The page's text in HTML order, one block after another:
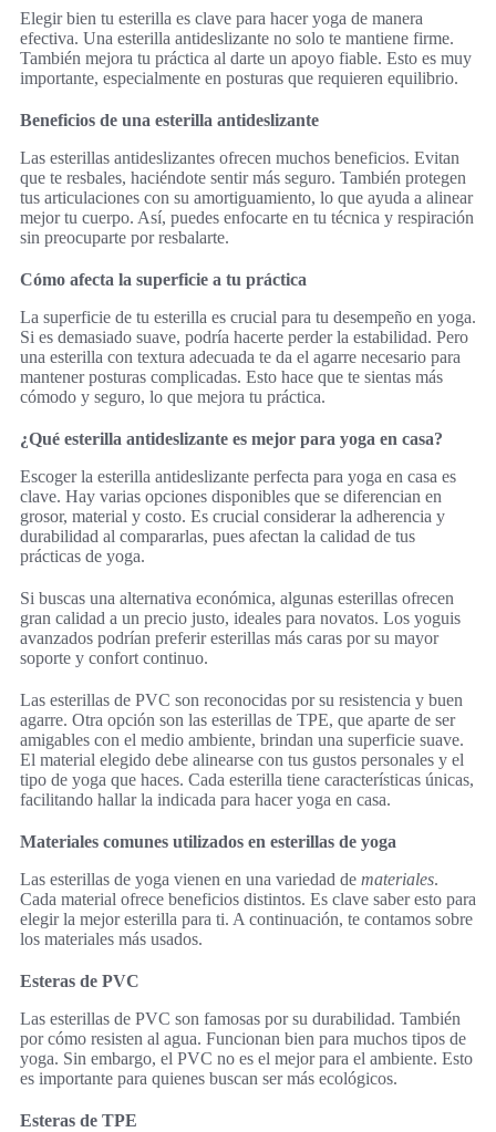
Elegir bien tu esterilla es clave para hacer yoga de manera
efectiva. Una esterilla antideslizante no solo te mantiene firme.
También mejora tu práctica al darte un apoyo fiable. Esto es muy
importante, especialmente en posturas que requieren equilibrio.
Beneficios de una esterilla antideslizante
Las esterillas antideslizantes ofrecen muchos beneficios. Evitan
que te resbales, haciéndote sentir más seguro. También protegen
tus articulaciones con su amortiguamiento, lo que ayuda a alinear
mejor tu cuerpo. Así, puedes enfocarte en tu técnica y respiración
sin preocuparte por resbalarte.
Cómo afecta la superficie a tu práctica
La superficie de tu esterilla es crucial para tu desempeño en yoga.
Si es demasiado suave, podría hacerte perder la estabilidad. Pero
una esterilla con textura adecuada te da el agarre necesario para
mantener posturas complicadas. Esto hace que te sientas más
cómodo y seguro, lo que mejora tu práctica.
¿Qué esterilla antideslizante es mejor para yoga en casa?
Escoger la esterilla antideslizante perfecta para yoga en casa es
clave. Hay varias opciones disponibles que se diferencian en
grosor, material y costo. Es crucial considerar la adherencia y
durabilidad al compararlas, pues afectan la calidad de tus
prácticas de yoga.
Si buscas una alternativa económica, algunas esterillas ofrecen
gran calidad a un precio justo, ideales para novatos. Los yoguis
avanzados podrían preferir esterillas más caras por su mayor
soporte y confort continuo.
Las esterillas de PVC son reconocidas por su resistencia y buen
agarre. Otra opción son las esterillas de TPE, que aparte de ser
amigables con el medio ambiente, brindan una superficie suave.
El material elegido debe alinearse con tus gustos personales y el
tipo de yoga que haces. Cada esterilla tiene características únicas,
facilitando hallar la indicada para hacer yoga en casa.
Materiales comunes utilizados en esterillas de yoga
Las esterillas de yoga vienen en una variedad de materiales.
Cada material ofrece beneficios distintos. Es clave saber esto para
elegir la mejor esterilla para ti. A continuación, te contamos sobre
los materiales más usados.
Esteras de PVC
Las esterillas de PVC son famosas por su durabilidad. También
por cómo resisten al agua. Funcionan bien para muchos tipos de
yoga. Sin embargo, el PVC no es el mejor para el ambiente. Esto
es importante para quienes buscan ser más ecológicos.
Esteras de TPE